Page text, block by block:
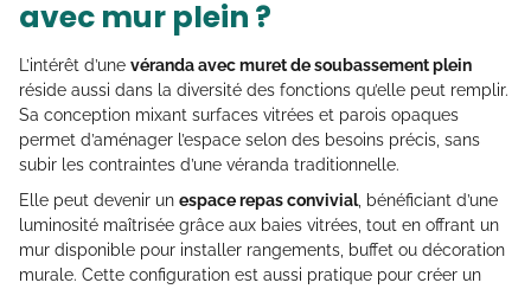
avec mur plein ?
L’intérêt d’une véranda avec muret de soubassement plein
réside aussi dans la diversité des fonctions qu’elle peut remplir.
Sa conception mixant surfaces vitrées et parois opaques
permet d’aménager l’espace selon des besoins précis, sans
subir les contraintes d’une véranda traditionnelle.
Elle peut devenir un espace repas convivial, bénéficiant d’une
luminosité maîtrisée grâce aux baies vitrées, tout en offrant un
mur disponible pour installer rangements, buffet ou décoration
murale. Cette configuration est aussi pratique pour créer un